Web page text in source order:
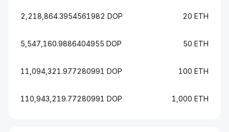
2,218,864.3954561982 DOP 20 ETH
5,547,160.9886404955 DOP 50 ETH
11,094,321.977280991 DOP 100 ETH
110,943,219.77280991 DOP 1,000 ETH